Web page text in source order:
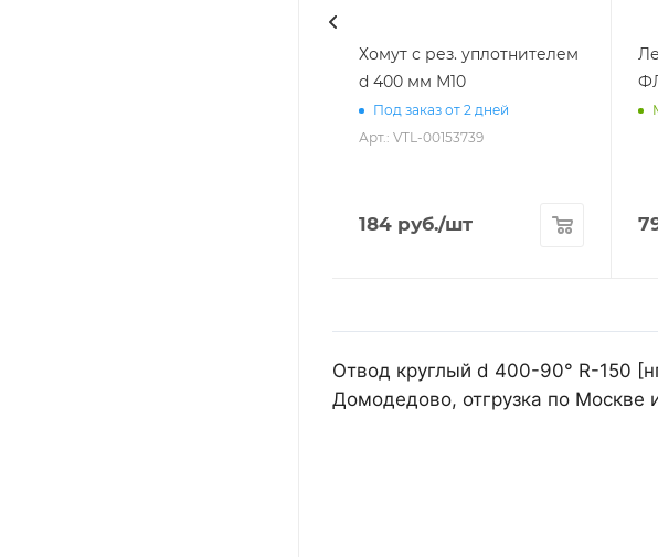
Хомут с рез. уплотнителем
d 400 мм М10
Под заказ от 2 дней
Арт.: VTL-00153739
184 руб./шт
Отвод круглый d 400-90° R-150
Домодедово, отгрузка по